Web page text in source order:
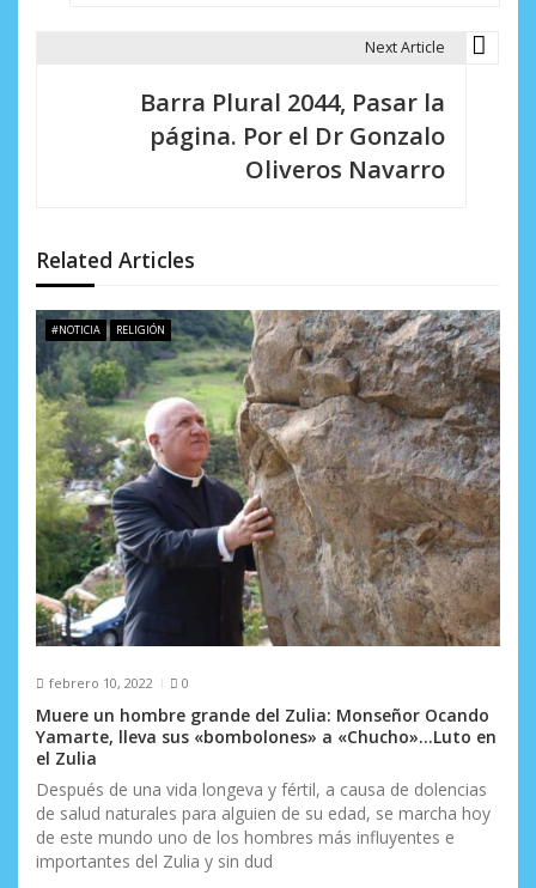
e
e
n
t
r
a
d
a
s
Next Article
Barra Plural 2044, Pasar la
página. Por el Dr Gonzalo
Oliveros Navarro
Related Articles
#NOTICIA RELIGIÓN
febrero 10, 2022 0
Muere un hombre grande del Zulia: Monseñor Ocando
Yamarte, lleva sus «bombolones» a «Chucho»…Luto en
el Zulia
Después de una vida longeva y fértil, a causa de dolencias
de salud naturales para alguien de su edad, se marcha hoy
de este mundo uno de los hombres más influyentes e
importantes del Zulia y sin dud